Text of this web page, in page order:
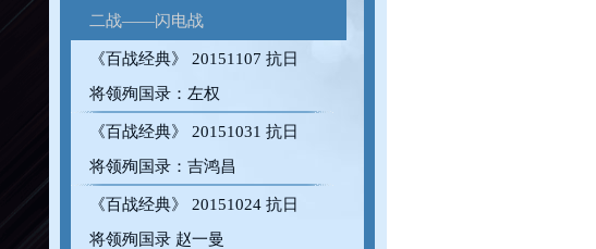
二战——闪电战
《百战经典》 20151107 抗日
将领殉国录：左权
《百战经典》 20151031 抗日
将领殉国录：吉鸿昌
《百战经典》 20151024 抗日
将领殉国录 赵一曼